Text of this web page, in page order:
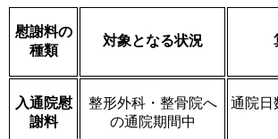
慰謝料の
種類
対象となる状況
入通院慰
謝料
整形外科・整骨院へ
の通院期間中
通院日